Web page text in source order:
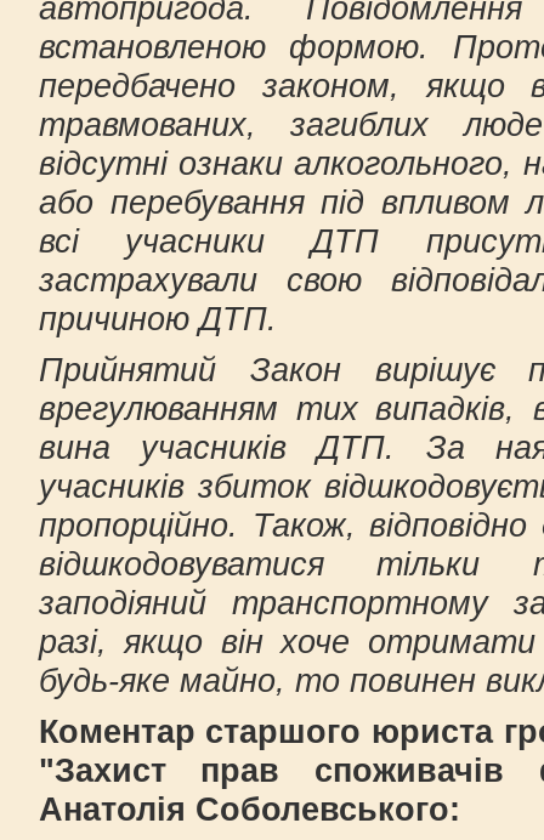
автопригода.
встановленою формою.
передбачено законом, якщо
травмованих, загиблих
відсутні ознаки алкогольного,
або перебування під впливом
всі учасники ДТП
застрахували свою
причиною ДТП.
Прийнятий Закон вирішує
врегулюванням тих випадків,
вина учасників ДТП. За
учасників збиток
пропорційно. Також,
відшкодовуватися
заподіяний транспортному
разі, якщо він хоче
будь-яке майно, то повинен
Коментар старшого юриста
"Захист прав споживачів
Анатолія Соболевського: